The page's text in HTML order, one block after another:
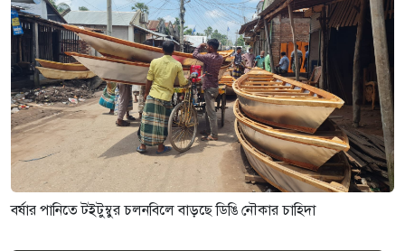
বর্ষার পানিতে টইটুম্বুর চলনবিলে বাড়ছে ডিঙি নৌকার চাহিদা